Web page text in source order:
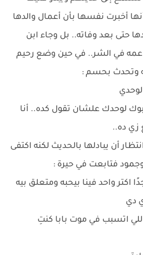
أخبرت نفسها بأن أعمال والدها
حتى بعد وفاته.. بل وجاء ابن
في الشر.. في حين وضع رحيم
وتحدث بحسم :
لوحدك علشان تقول كده.. أنا
زي ده..
أن يبادلها بالحديث لكنه اكتفى
وجمود فتابعت في حيرة :
اكتر واحد فينا بيحبه ومتعلق بيه
دي
اتسبب في موت بابا كنتِ